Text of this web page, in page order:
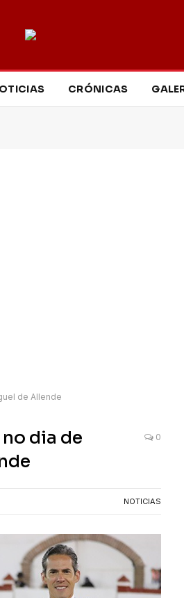
CRÓNICAS
de Allende
dia de
0
NOTICIAS